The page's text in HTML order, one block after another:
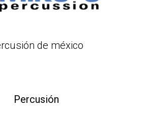
de méxico
Percusión